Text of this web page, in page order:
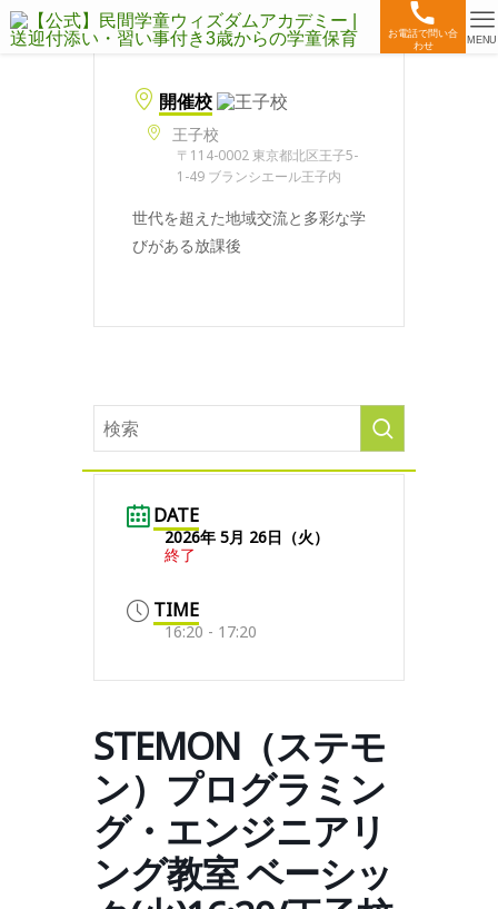
お電話で問い合
わせ
MENU
開催校
王子校
〒114-0002 東京都北区王子5-
1-49 ブランシエール王子内
世代を超えた地域交流と多彩な学
びがある放課後
DATE
2026年 5月 26日（火）
終了
TIME
16:20 - 17:20
STEMON（ステモ
ン）プログラミン
グ・エンジニアリ
ング教室 ベーシッ